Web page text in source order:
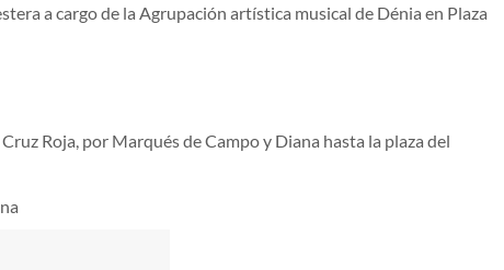
a cargo de la Agrupación artística musical de Dénia en Plaza
Roja, por Marqués de Campo y Diana hasta la plaza del